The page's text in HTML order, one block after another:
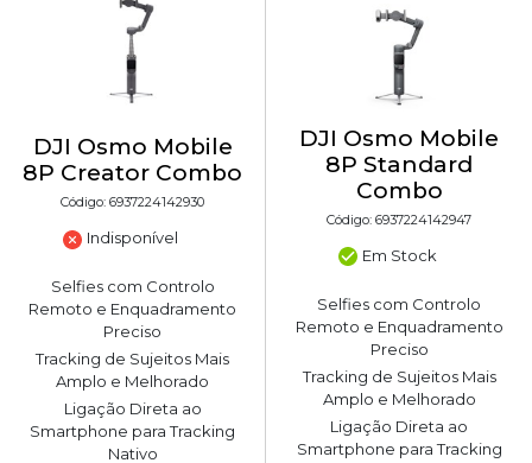
DJI Osmo Mobile
8P Creator Combo
Código: 6937224142930
Indisponível
Selfies com Controlo
Remoto e Enquadramento
Preciso
Tracking de Sujeitos Mais
Amplo e Melhorado
Ligação Direta ao
Smartphone para Tracking
Nativo
DJI Osmo Mobile
8P Standard
Combo
Código: 6937224142947
Em Stock
Selfies com Controlo
Remoto e Enquadramento
Preciso
Tracking de Sujeitos Mais
Amplo e Melhorado
Ligação Direta ao
Smartphone para Tracking